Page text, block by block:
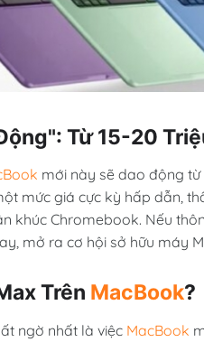
Từ 15-20
mới này sẽ dao động từ
mức giá cực kỳ hấp dẫn,
khúc Chromebook. Nếu
mở ra cơ hội sở hữu máy
Trên MacBook?
ngờ nhất là việc MacBook